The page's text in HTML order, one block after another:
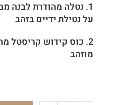
1. נטלה מהודרת לבנה
על נטילת ידיים בזהב
2. כוס קידוש קריסטל
מוזהב